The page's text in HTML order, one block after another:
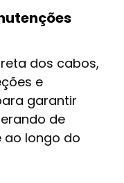
dos cabos,
e
garantir
de
ao longo do